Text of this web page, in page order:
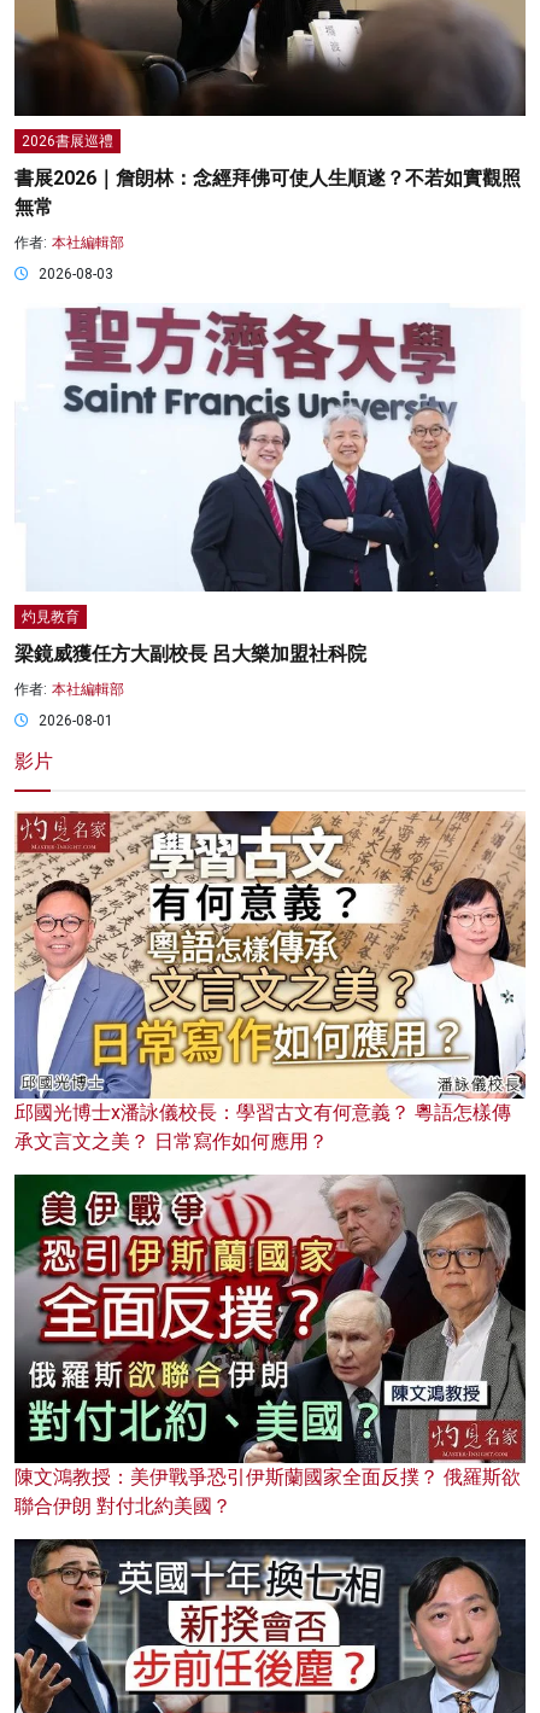
2026書展巡禮
書展2026｜詹朗林：念經拜佛可使人生順遂？不若如實觀照
無常
作者: 本社編輯部
2026-08-03
灼見教育
梁鏡威獲任方大副校長 呂大樂加盟社科院
作者: 本社編輯部
2026-08-01
影片
邱國光博士x潘詠儀校長：學習古文有何意義？ 粵語怎樣傳
承文言文之美？ 日常寫作如何應用？
陳文鴻教授：美伊戰爭恐引伊斯蘭國家全面反撲？ 俄羅斯欲
聯合伊朗 對付北約美國？